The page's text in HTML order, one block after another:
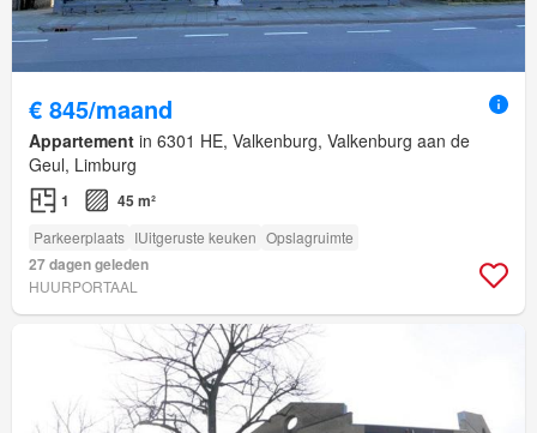
€ 845/maand
Appartement in 6301 HE, Valkenburg, Valkenburg aan de
Geul, Limburg
1 45 m²
Parkeerplaats IUitgeruste keuken Opslagruimte
27 dagen geleden
HUURPORTAAL